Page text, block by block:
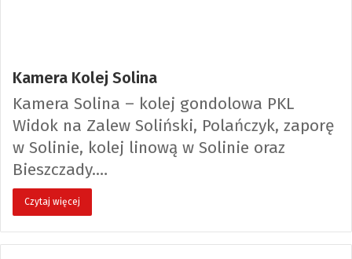
Kamera Kolej Solina
Kamera Solina – kolej gondolowa PKL
Widok na Zalew Soliński, Polańczyk, zaporę
w Solinie, kolej linową w Solinie oraz
Bieszczady.…
Czytaj więcej